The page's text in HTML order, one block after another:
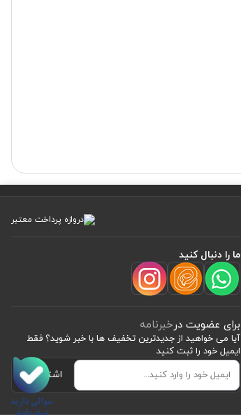
ما را دنبال کنید
برای عضویت درخبرنامه
آیا می خواهید از جدید‌ترین تخفیف‌ ها با‌ خبر شوید؟ فقط
ایمیل خود را ثبت کنید
اشتراک